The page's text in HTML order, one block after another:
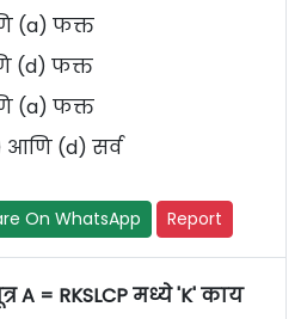
(a) फक्त
(d) फक्त
(a) फक्त
आणि (d) सर्व
On WhatsApp Report
A = RKSLCP मध्ये 'K' काय